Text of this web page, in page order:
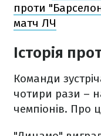
проти
матч ЛЧ
Історія
Команди
чотири рази –
чемпіонів. Про